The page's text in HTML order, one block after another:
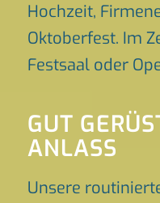
Hochzeit,
Oktoberfest. Im
Festsaal oder
GUT
ANLASS
Unsere